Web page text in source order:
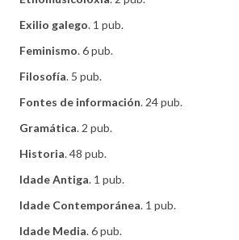
Exilio galego. 1 pub.
Feminismo. 6 pub.
Filosofía. 5 pub.
Fontes de información. 24 pub.
Gramática. 2 pub.
Historia. 48 pub.
Idade Antiga. 1 pub.
Idade Contemporánea. 1 pub.
Idade Media. 6 pub.